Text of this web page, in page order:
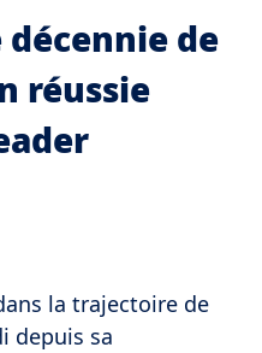
décennie de
réussie
la trajectoire de
depuis sa